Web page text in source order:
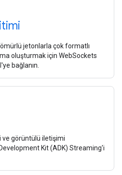
jetonlarla çok formatlı
oluşturmak için WebSockets
bağlanın.
ve görüntülü iletişimi
Kit (ADK) Streaming'i